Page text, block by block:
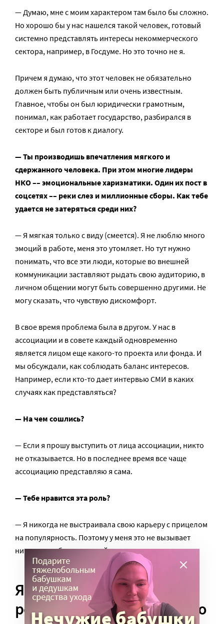
— Думаю, мне с моим характером там было бы сложно.
Но хорошо бы у нас нашелся такой человек, готовый
системно представлять интересы некоммерческого
сектора, например, в Госдуме. Но это точно не я.
Причем я думаю, что этот человек не обязательно
должен быть публичным или очень известным.
Главное, чтобы он был юридически грамотным,
понимал, как работает государство, разбирался в
секторе и был готов к диалогу.
— Ты производишь впечатления мягкого и
сдержанного человека. При этом многие лидеры
НКО –– эмоциональные харизматики. Один их пост в
соцсетях –– реки слез и миллионные сборы. Как тебе
удается не затеряться среди них?
— Я мягкая только с виду (смеется). Я не люблю много
эмоций в работе, меня это утомляет. Но тут нужно
понимать, что все эти люди, которые во внешней
коммуникации заставляют рыдать свою аудиторию, в
личном общении могут быть совершенно другими. Не
могу сказать, что чувствую дискомфорт.
В свое время проблема была в другом. У нас в
ассоциации и в совете каждый одновременно
является лицом еще какого-то проекта или фонда. И
мы обсуждали, как соблюдать баланс интересов.
Например, если кто-то дает интервью СМИ в каких
случаях как представляться?
— На чем сошлись?
— Если я прошу выступить от лица ассоциации, никто
не отказывается. Но в последнее время все чаще
ассоциацию представляю я сама.
— Тебе нравится эта роль?
— Я никогда не выстраивала свою карьеру с прицелом
на популярность. Поэтому у меня это не вызывает
никаких особенно эмоций или гордыни.
Я стараюсь публично
религию не обсуждать – это